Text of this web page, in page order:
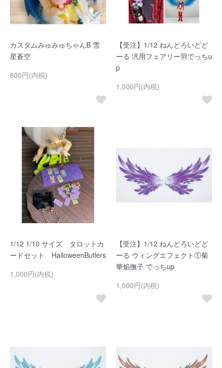
カスタムみゅみゅちゃんB 雪
星蒼空
800円(内税)
【受注】1/12 ねんどろいどど
ーる 汎用フェアリー羽でっちu
p
1,000円(内税)
1/12 1/10 サイズ タロットカ
ードセット HalloweenButlers
1,000円(内税)
【受注】1/12 ねんどろいどど
ーる ウィングエフェクト①菊
華焔撫子 でっちup
1,000円(内税)